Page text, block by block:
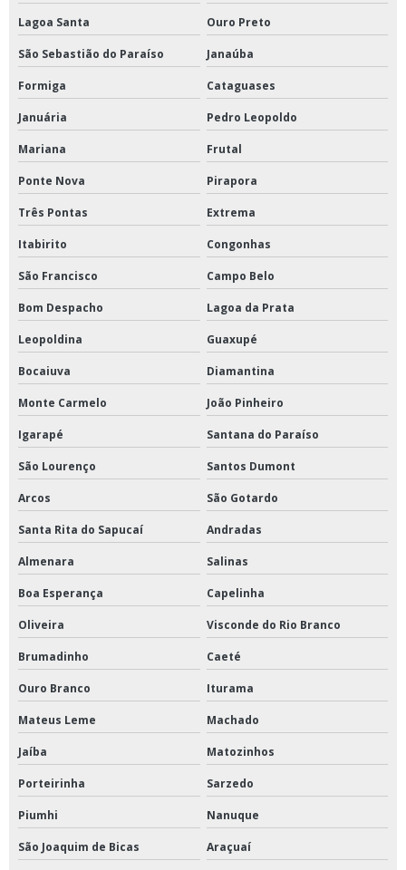
Lagoa Santa Ouro Preto
São Sebastião do Paraíso Janaúba
Formiga Cataguases
Januária Pedro Leopoldo
Mariana Frutal
Ponte Nova Pirapora
Três Pontas Extrema
Itabirito Congonhas
São Francisco Campo Belo
Bom Despacho Lagoa da Prata
Leopoldina Guaxupé
Bocaiuva Diamantina
Monte Carmelo João Pinheiro
Igarapé Santana do Paraíso
São Lourenço Santos Dumont
Arcos São Gotardo
Santa Rita do Sapucaí Andradas
Almenara Salinas
Boa Esperança Capelinha
Oliveira Visconde do Rio Branco
Brumadinho Caeté
Ouro Branco Iturama
Mateus Leme Machado
Jaíba Matozinhos
Porteirinha Sarzedo
Piumhi Nanuque
São Joaquim de Bicas Araçuaí